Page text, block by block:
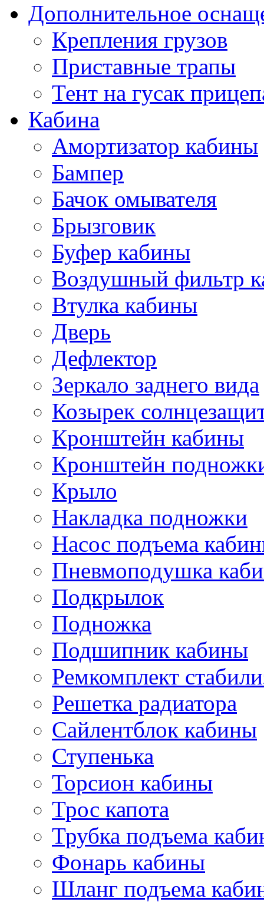
Дополнительное
Крепления грузов
Приставные трапы
Тент на гусак
Кабина
Амортизатор кабины
Бампер
Бачок омывателя
Брызговик
Буфер кабины
Воздушный фильтр
Втулка кабины
Дверь
Дефлектор
Зеркало заднего вида
Козырек
Кронштейн кабины
Кронштейн
Крыло
Накладка подножки
Насос подъема
Пневмоподушка
Подкрылок
Подножка
Подшипник кабины
Ремкомплект
Решетка радиатора
Сайлентблок кабины
Ступенька
Торсион кабины
Трос капота
Трубка подъема
Фонарь кабины
Шланг подъема